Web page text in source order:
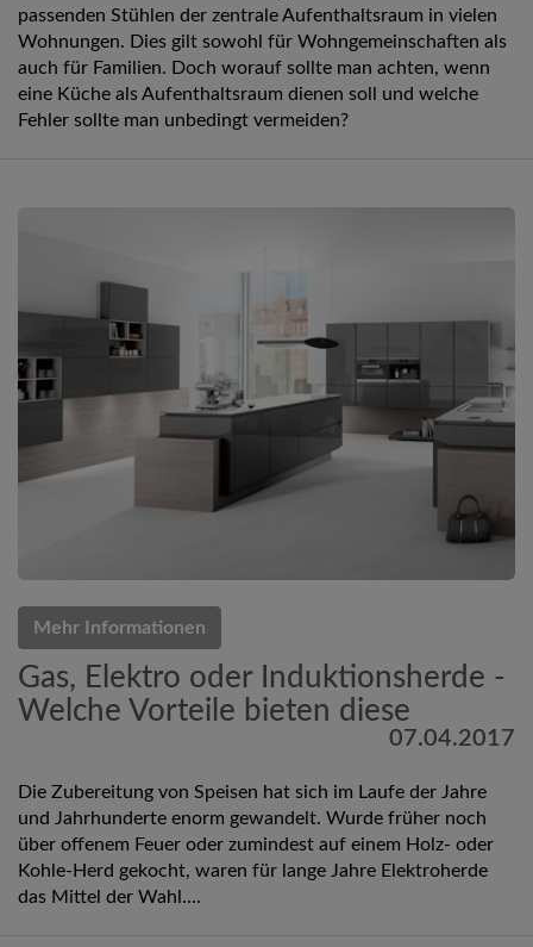
passenden Stühlen der zentrale Aufenthaltsraum in vielen
Wohnungen. Dies gilt sowohl für Wohngemeinschaften als
auch für Familien. Doch worauf sollte man achten, wenn
eine Küche als Aufenthaltsraum dienen soll und welche
Fehler sollte man unbedingt vermeiden?
Mehr Informationen
Gas, Elektro oder Induktionsherde -
Welche Vorteile bieten diese
07.04.2017
Die Zubereitung von Speisen hat sich im Laufe der Jahre
und Jahrhunderte enorm gewandelt. Wurde früher noch
über offenem Feuer oder zumindest auf einem Holz- oder
Kohle-Herd gekocht, waren für lange Jahre Elektroherde
das Mittel der Wahl....